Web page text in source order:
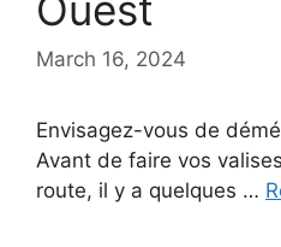
March 16, 2024
Envisagez-vous de
Avant de faire vos
route, il y a quelques …